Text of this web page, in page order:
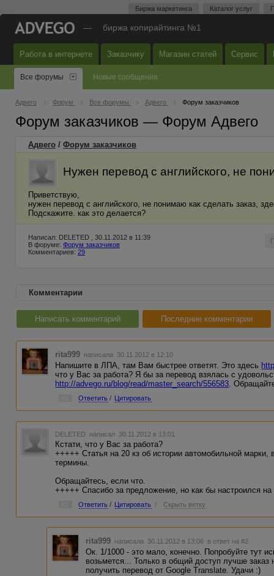
Биржа маркетинга Каталог услуг
— биржа копирайтинга №1
Работа в интернете Заказчику Магазин статей Сервис
Все форумы Новые сообщения
Адвего Форум Все форумы Адвего Форум заказчиков
Форум заказчиков — Форум Адвего
Адвего / Форум заказчиков
Нужен перевод с английского, не
Приветствую,
нужен перевод с английского, не понимаю как сделать заказ,
Подскажите. как это делается?
Написал: DELETED , 30.11.2012 в 11:39
В форуме: Форум заказчиков
Комментариев: 29
Комментарии
Написать комментарий Последние комментарии
rita999 написала 30.11.2012 в 12:10
Напишите в ЛПА, там Вам быстрее ответят. Это здесь
что у Вас за работа? Я бы за перевод взялась с
http://advego.ru/blog/read/master_search/556583.
Ответить / Цитировать
DELETED написал 30.11.2012 в 13:01
Кстати, что у Вас за работа?
+++++ Статья на 20 кз об истории автомобильной марки,
термины.
Обращайтесь, если что.
+++++ Спасибо за предложение, но как бы настроился на
Ответить / Цитировать / Скрыть ветку
rita999 написала 30.11.2012 в 13:06 в ответ на #2
Ок. 1/1000 - это мало, конечно. Попробуйте тут
возьмется... Только в общий доступ лучше заказ
получить перевод от Google Translate. Удачи :)